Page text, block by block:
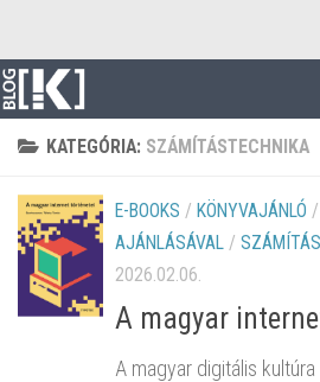
KATEGÓRIA: SZÁMÍTÁSTECHNIKA
E-BOOKS / KÖNYVAJÁNLÓ /
AJÁNLÁSÁVAL /
2026.02.06.
A magyar
A magyar digitális